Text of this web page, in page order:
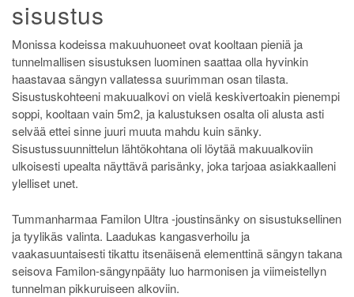
sisustus
Monissa kodeissa makuuhuoneet ovat kooltaan pieniä ja
tunnelmallisen sisustuksen luominen saattaa olla hyvinkin
haastavaa sängyn vallatessa suurimman osan tilasta.
Sisustuskohteeni makuualkovi on vielä keskivertoakin pienempi
soppi, kooltaan vain 5m2, ja kalustuksen osalta oli alusta asti
selvää ettei sinne juuri muuta mahdu kuin sänky.
Sisustussuunnittelun lähtökohtana oli löytää makuualkoviin
ulkoisesti upealta näyttävä parisänky, joka tarjoaa asiakkaalleni
ylelliset unet.
Tummanharmaa Familon Ultra -joustinsänky on sisustuksellinen
ja tyylikäs valinta. Laadukas kangasverhoilu ja
vaakasuuntaisesti tikattu itsenäisenä elementtinä sängyn takana
seisova Familon-sängynpääty luo harmonisen ja viimeistellyn
tunnelman pikkuruiseen alkoviin.